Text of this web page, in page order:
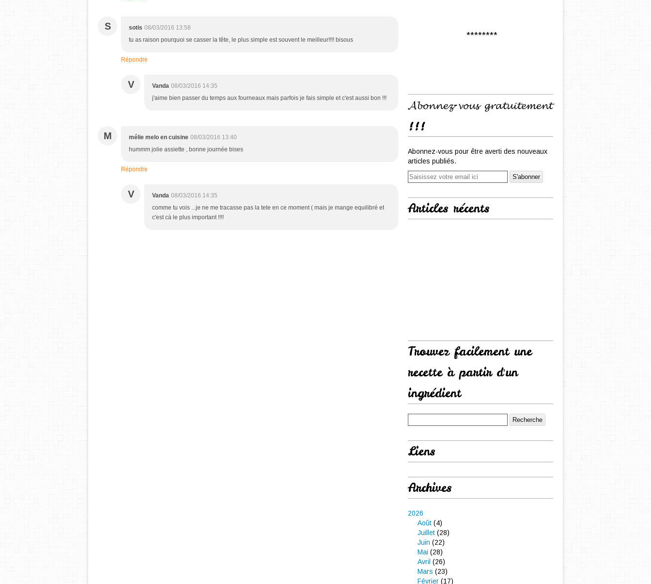
S sotis 08/03/2016 13:58
tu as raison pourquoi se casser la tête, le plus simple est souvent le meilleur!!!! bisous
Répondre
V Vanda 08/03/2016 14:35
j'aime bien passer du temps aux fourneaux mais parfois je fais simple et c'est aussi bon !!!
M mélie melo en cuisine 08/03/2016 13:40
hummm jolie assiette , bonne journée bises
Répondre
V Vanda 08/03/2016 14:35
comme tu vois ...je ne me tracasse pas la tete en ce moment ( mais je mange equilibré et
c'est cà le plus important !!!!
********
𝓐𝓫𝓸𝓷𝓷𝓮𝔃-𝓿𝓸𝓾𝓼 𝓰𝓻𝓪𝓽𝓾𝓲𝓽𝓮𝓶𝓮𝓷𝓽
!!!
Abonnez-vous pour être averti des nouveaux
articles publiés.
Articles récents
Trouvez facilement une
recette à partir d'un
ingrédient
Liens
Archives
2026
Août (4)
Juillet (28)
Juin (22)
Mai (28)
Avril (26)
Mars (23)
Février (17)